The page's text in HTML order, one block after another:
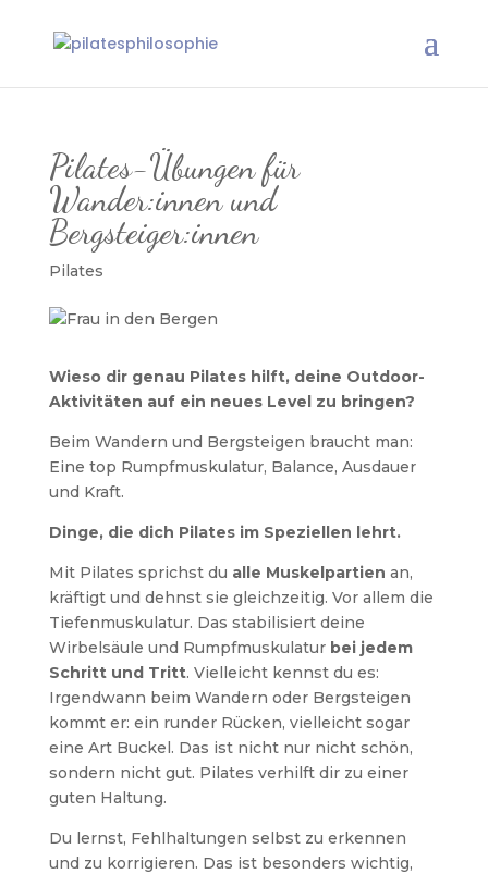
Pilates-Übungen für
Wander:innen und
Bergsteiger:innen
Pilates
Wieso dir genau Pilates hilft, deine Outdoor-
Aktivitäten auf ein neues Level zu bringen?
Beim Wandern und Bergsteigen braucht man:
Eine top Rumpfmuskulatur, Balance, Ausdauer
und Kraft.
Dinge, die dich Pilates im Speziellen lehrt.
Mit Pilates sprichst du alle Muskelpartien an,
kräftigt und dehnst sie gleichzeitig. Vor allem die
Tiefenmuskulatur. Das stabilisiert deine
Wirbelsäule und Rumpfmuskulatur bei jedem
Schritt und Tritt. Vielleicht kennst du es:
Irgendwann beim Wandern oder Bergsteigen
kommt er: ein runder Rücken, vielleicht sogar
eine Art Buckel. Das ist nicht nur nicht schön,
sondern nicht gut. Pilates verhilft dir zu einer
guten Haltung.
Du lernst, Fehlhaltungen selbst zu erkennen
und zu korrigieren. Das ist besonders wichtig,